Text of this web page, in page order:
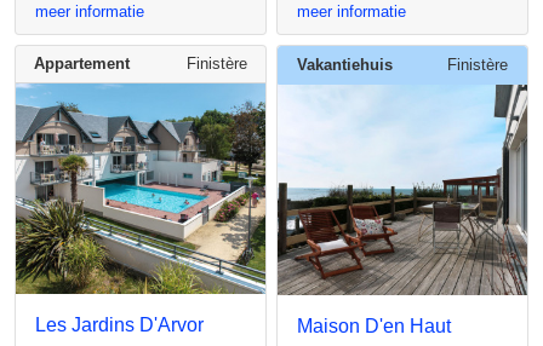
meer informatie meer informatie
Appartement Finistère
Les Jardins D'Arvor
Vakantiehuis Finistère
Maison D'en Haut